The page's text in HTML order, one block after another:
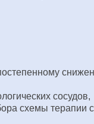
сосудов,
схемы терапии